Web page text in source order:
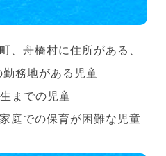
、舟橋村に住所がある、
務地がある児童
までの児童
庭での保育が困難な児童